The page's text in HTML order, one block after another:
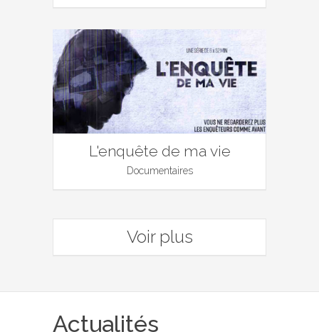
L'enquête de ma vie
Documentaires
Voir plus
Actualités